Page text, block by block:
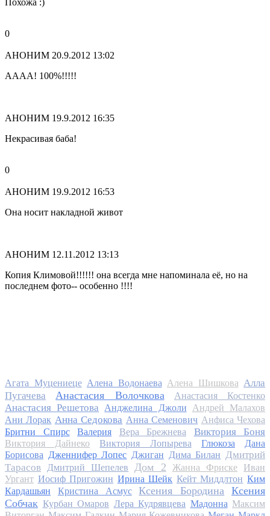
Похожа :)
0
АНОНИМ 20.9.2012 13:02
АААА! 100%!!!!!
АНОНИМ 19.9.2012 16:35
Некрасивая баба!
0
АНОНИМ 19.9.2012 16:53
Она носит накладной живот
АНОНИМ 12.11.2012 13:13
Копия Климовой!!!!!! она всегда мне напоминала её, но на
последнем фото-- особенно !!!!
Агата Муцениеце Алена Водонаева Алена Шишкова Алла
Пугачева
Анастасия Волочкова Анастасия Костенко
Анастасия Решетова Анджелина Джоли
Андрей Малахов
Ани Лорак Анна Седокова Анна Семенович Анфиса Чехова
Бритни Спирс
Валерия Вера Брежнева Виктория Боня
Виктория Дайнеко Виктория Лопырева Глюкоза
Дана
Борисова Дженнифер Лопес Джиган Дима Билан Дмитрий
Тарасов
Дмитрий Шепелев Дом 2 Жанна Фриске
Иван
Ургант Иосиф Пригожин Ирина Шейк Кейт Миддлтон Ким
Кардашьян
Кристина Асмус Ксения Бородина
Ксения
Собчак Курбан Омаров Лера Кудрявцева Мадонна Максим